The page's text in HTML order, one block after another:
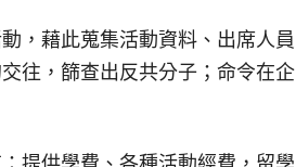
，藉此蒐集活動資料、出席人員
往，篩查出反共分子；命令在企